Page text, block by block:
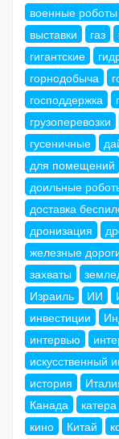
военные роботы
выставки
газ
гигантские
горнодобыча
господдержка
грузоперевозки
гусеничные
для помещений
доильные
доставка
дронизация
железные
захваты
Израиль
ИИ
инвестиции
интервью
искусственный
история
Канада
катера
кино
Китай